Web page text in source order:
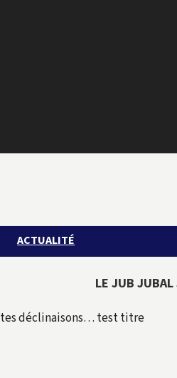
ACTUALITÉ
LE JUB
déclinaisons… test titre